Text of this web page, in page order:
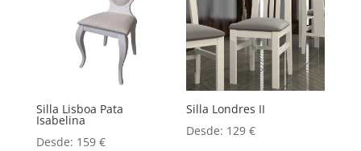
Silla Lisboa Pata
Isabelina
Desde: 159 €
Silla Londres II
Desde: 129€